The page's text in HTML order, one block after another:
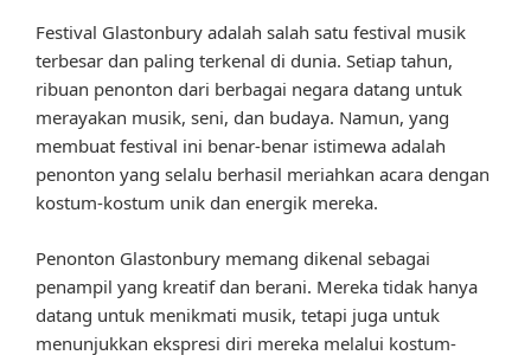
Festival Glastonbury adalah salah satu festival musik
terbesar dan paling terkenal di dunia. Setiap tahun,
ribuan penonton dari berbagai negara datang untuk
merayakan musik, seni, dan budaya. Namun, yang
membuat festival ini benar-benar istimewa adalah
penonton yang selalu berhasil meriahkan acara dengan
kostum-kostum unik dan energik mereka.
Penonton Glastonbury memang dikenal sebagai
penampil yang kreatif dan berani. Mereka tidak hanya
datang untuk menikmati musik, tetapi juga untuk
menunjukkan ekspresi diri mereka melalui kostum-